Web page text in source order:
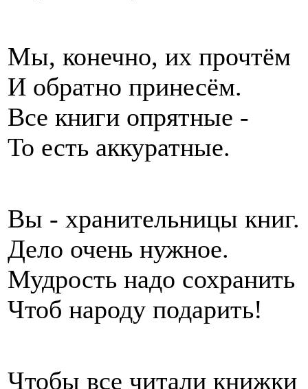
Мы, конечно, их прочтём
И обратно принесём.
Все книги опрятные -
То есть аккуратные.
Вы - хранительницы книг.
Дело очень нужное.
Мудрость надо сохранить
Чтоб народу подарить!
Чтобы все читали книжки